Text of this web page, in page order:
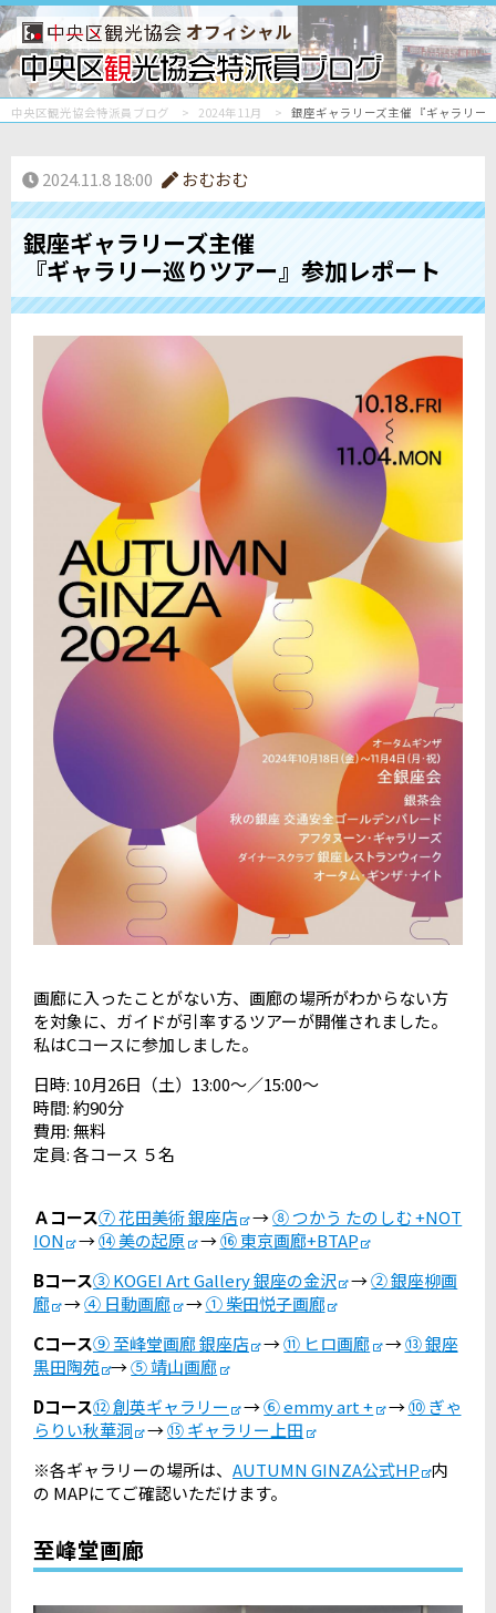
オフィシャル
中央区観光協会特派員ブログ 2024年11月 銀座ギャラリーズ主催 『ギャラリー
2024.11.8 18:00 おむおむ
銀座ギャラリーズ主催
『ギャラリー巡りツアー』参加レポート
画廊に入ったことがない方、画廊の場所がわからない方
を対象に、ガイドが引率するツアーが開催されました。
私はCコースに参加しました。
日時: 10月26日（土）13:00〜／15:00〜
時間: 約90分
費用: 無料
定員: 各コース ５名
Ａコース⑦ 花田美術 銀座店 →⑧ つかう たのしむ +NOT
ION
→⑭ 美の起原 →⑯ 東京画廊+BTAP
Bコース③ KOGEI Art Gallery 銀座の金沢 →② 銀座柳画
廊
→④ 日動画廊 →① 柴田悦子画廊
Cコース⑨ 至峰堂画廊 銀座店 →⑪ ヒロ画廊 →⑬ 銀座
黒田陶苑 →⑤ 靖山画廊
Dコース⑫ 創英ギャラリー →⑥ emmy art + →⑩ ぎゃ
らりい秋華洞
→⑮ ギャラリー上田
※各ギャラリーの場所は、 AUTUMN GINZA公式HP 内
の MAPにてご確認いただけます。
至峰堂画廊